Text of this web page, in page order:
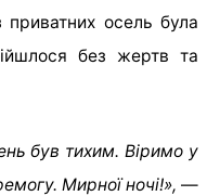
осель була
без жертв та
був тихим. Віримо у
Мирної ночі!», —